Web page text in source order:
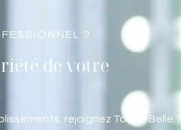
?
de votre
rejoignez Toute-Belle